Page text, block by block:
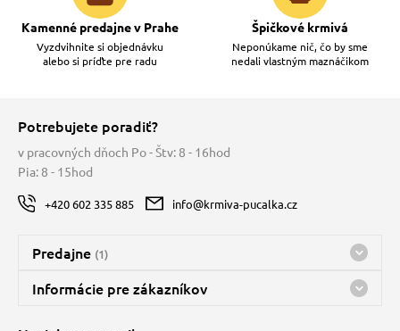
Kamenné predajne v Prahe
Vyzdvihnite si objednávku
alebo si príďte pre radu
Špičkové krmivá
Neponúkame nič, čo by sme
nedali vlastným maznáčikom
Potrebujete poradiť?
v pracovných dňoch Po - Štv: 8 - 16hod
Pia: 8 - 15hod
+420 602 335 885 info@krmiva-pucalka.cz
Predajne (1)
Predajňa a sklad Kbely
Informácie pre zákazníkov